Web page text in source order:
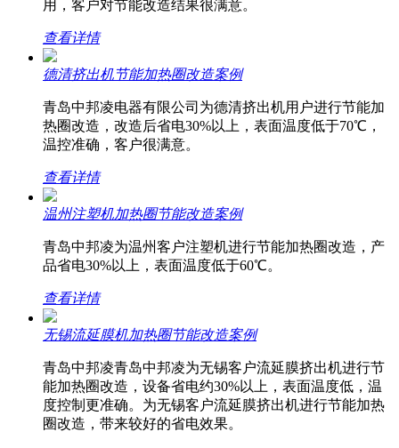
用，客户对节能改造结果很满意。
查看详情
德清挤出机节能加热圈改造案例
青岛中邦凌电器有限公司为德清挤出机用户进行节能加
热圈改造，改造后省电30%以上，表面温度低于70℃，
温控准确，客户很满意。
查看详情
温州注塑机加热圈节能改造案例
青岛中邦凌为温州客户注塑机进行节能加热圈改造，产
品省电30%以上，表面温度低于60℃。
查看详情
无锡流延膜机加热圈节能改造案例
青岛中邦凌青岛中邦凌为无锡客户流延膜挤出机进行节
能加热圈改造，设备省电约30%以上，表面温度低，温
度控制更准确。为无锡客户流延膜挤出机进行节能加热
圈改造，带来较好的省电效果。